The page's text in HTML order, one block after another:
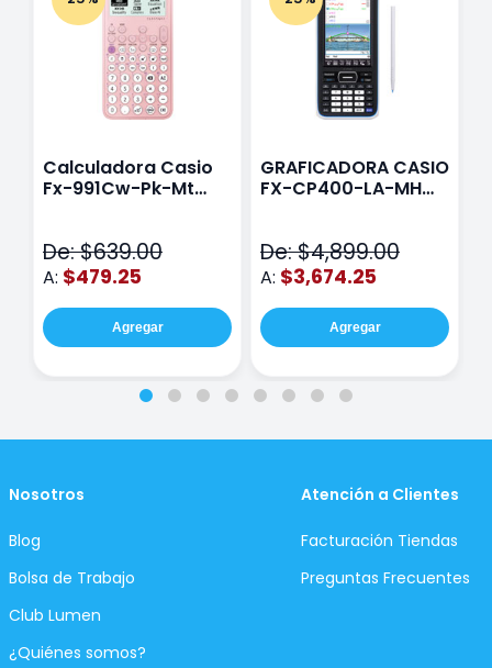
Calculadora Casio
Fx-991Cw-Pk-Mt
De: $639.00
A: $479.25
Agregar
GRAFICADORA CASIO
FX-CP400-LA-MH
De: $4,899.00
A: $3,674.25
Agregar
Nosotros
Blog
Bolsa de Trabajo
Club Lumen
¿Quiénes somos?
Atención a Clientes
Facturación Tiendas
Preguntas Frecuentes